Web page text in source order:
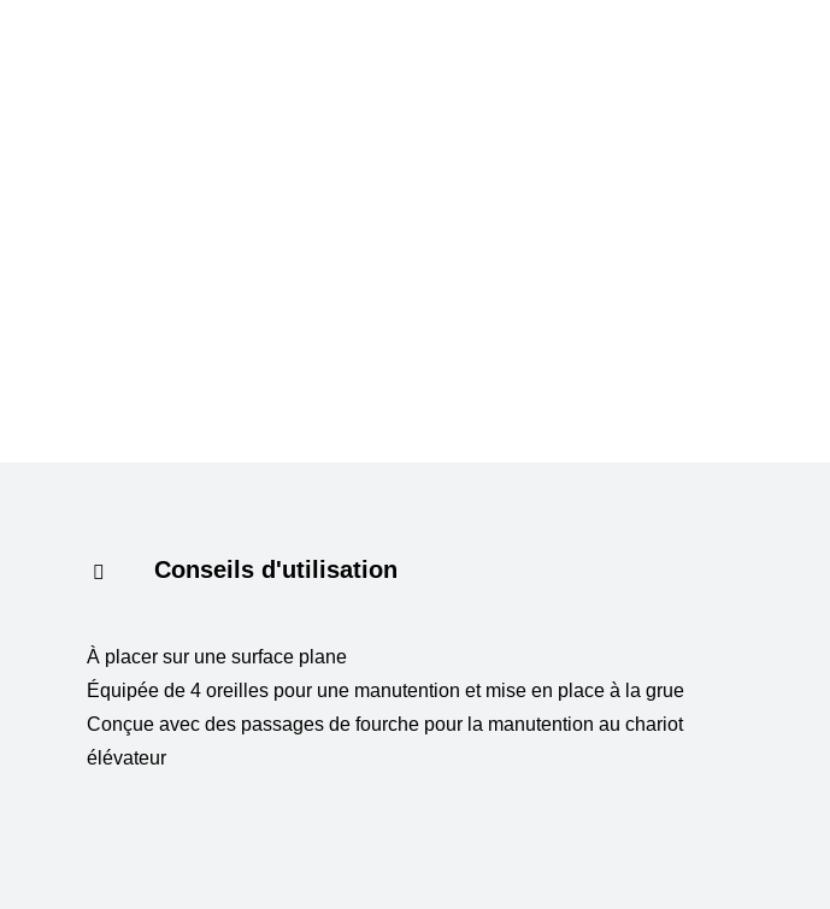
Conseils d'utilisation
À placer sur une surface plane
Équipée de 4 oreilles pour une manutention et mise en place à la grue
Conçue avec des passages de fourche pour la manutention au chariot
élévateur